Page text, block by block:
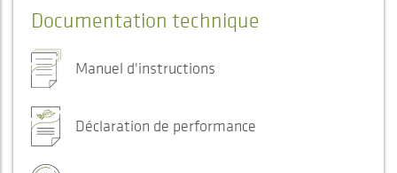
Documentation technique
Manuel d'instructions
Déclaration de performance